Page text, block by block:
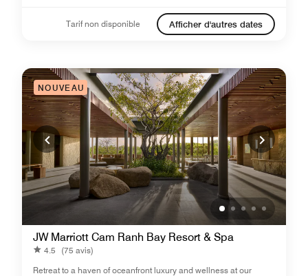
Tarif non disponible Afficher d'autres dates
NOUVEAU
JW Marriott Cam Ranh Bay Resort & Spa
4.5
(75 avis)
Retreat to a haven of oceanfront luxury and wellness at our